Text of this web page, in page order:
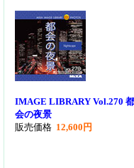
IMAGE LIBRARY Vol.270 都
会の夜景
販売価格 12,600円